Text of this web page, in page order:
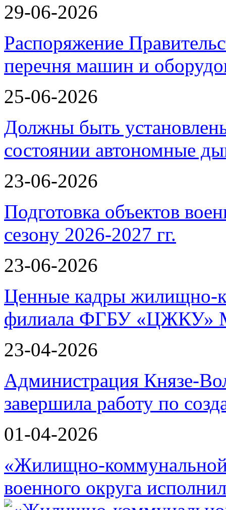
29-06-2026
Распоряжение
перечня машин и
25-06-2026
Должны быть
состоянии автономные
23-06-2026
Подготовка объектов
сезону 2026-2027 гг.
23-06-2026
Ценные кадры жилищно-
филиала ФГБУ «ЦЖКУ»
23-04-2026
Администрация Князе-
завершила работу по
01-04-2026
«Жилищно-
военного округа